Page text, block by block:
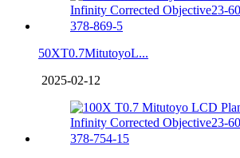
50XT0.7MitutoyoL...
2025-02-12